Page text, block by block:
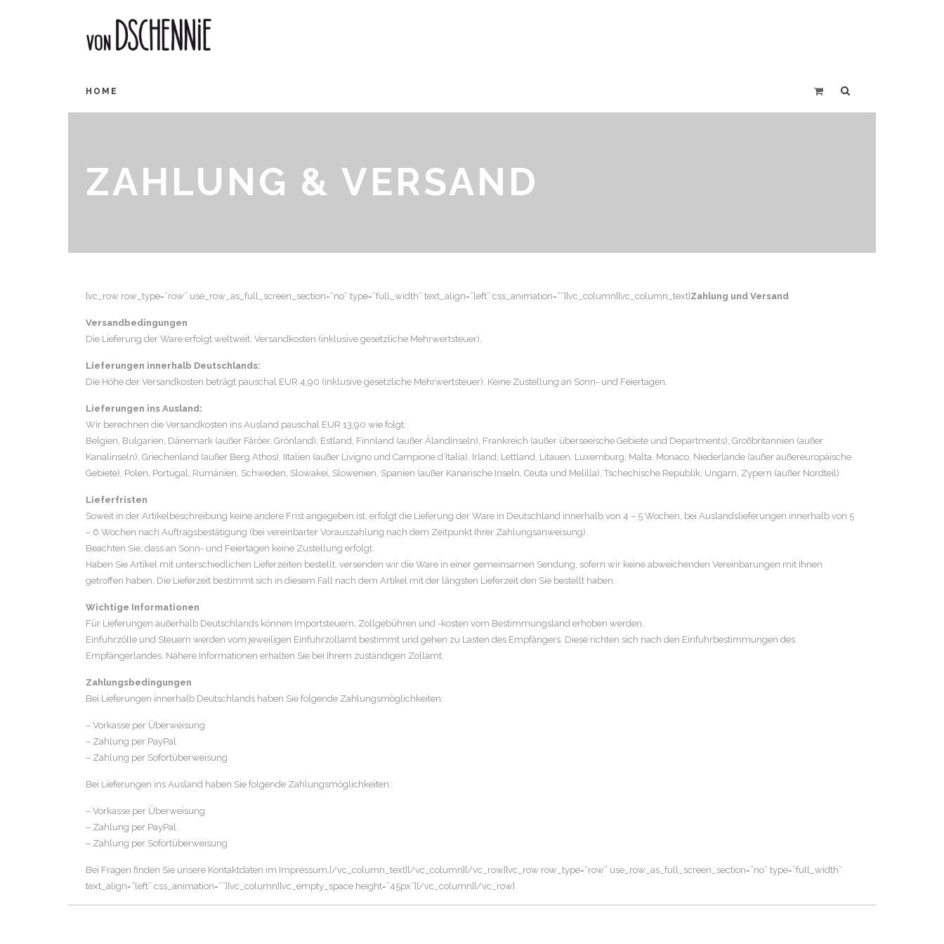
HOME
ZAHLUNG & VERSAND
[vc_row row_type=”row” use_row_as_full_screen_section=”no” type=”full_width” text_align=”left” css_animation=””][vc_column][vc_column_text] Zahlung und Versand
Versandbedingungen
Die Lieferung der Ware erfolgt weltweit. Versandkosten (inklusive gesetzliche Mehrwertsteuer).
Lieferungen innerhalb Deutschlands:
Die Höhe der Versandkosten beträgt pauschal EUR 4,90 (inklusive gesetzliche Mehrwertsteuer). Keine Zustellung an Sonn- und Feiertagen.
Lieferungen ins Ausland:
Wir berechnen die Versandkosten ins Ausland pauschal EUR 13,90 wie folgt:
Belgien, Bulgarien, Dänemark (außer Färöer, Grönland), Estland, Finnland (außer Älandinseln), Frankreich (außer überseeische Gebiete und Departments), Großbritannien (außer
Kanalinseln), Griechenland (außer Berg Athos), IItalien (außer Livigno und Campione d’Italia), Irland, Lettland, Litauen, Luxemburg, Malta, Monaco, Niederlande (außer außereuropäische
Gebiete), Polen, Portugal, Rumänien, Schweden, Slowakei, Slowenien, Spanien (außer Kanarische Inseln, Ceuta und Melilla), Tschechische Republik, Ungarn, Zypern (außer Nordteil)
Lieferfristen
Soweit in der Artikelbeschreibung keine andere Frist angegeben ist, erfolgt die Lieferung der Ware in Deutschland innerhalb von 4 – 5 Wochen, bei Auslandslieferungen innerhalb von 5
– 6 Wochen nach Auftragsbestätigung (bei vereinbarter Vorauszahlung nach dem Zeitpunkt Ihrer Zahlungsanweisung).
Beachten Sie, dass an Sonn- und Feiertagen keine Zustellung erfolgt.
Haben Sie Artikel mit unterschiedlichen Lieferzeiten bestellt, versenden wir die Ware in einer gemeinsamen Sendung, sofern wir keine abweichenden Vereinbarungen mit Ihnen
getroffen haben. Die Lieferzeit bestimmt sich in diesem Fall nach dem Artikel mit der längsten Lieferzeit den Sie bestellt haben.
Wichtige Informationen
Für Lieferungen außerhalb Deutschlands können Importsteuern, Zollgebühren und -kosten vom Bestimmungsland erhoben werden.
Einfuhrzölle und Steuern werden vom jeweiligen Einfuhrzollamt bestimmt und gehen zu Lasten des Empfängers. Diese richten sich nach den Einfuhrbestimmungen des
Empfängerlandes. Nähere Informationen erhalten Sie bei Ihrem zuständigen Zollamt.
Zahlungsbedingungen
Bei Lieferungen innerhalb Deutschlands haben Sie folgende Zahlungsmöglichkeiten:
– Vorkasse per Überweisung
– Zahlung per PayPal
– Zahlung per Sofortüberweisung
Bei Lieferungen ins Ausland haben Sie folgende Zahlungsmöglichkeiten:
– Vorkasse per Überweisung
– Zahlung per PayPal
– Zahlung per Sofortüberweisung
Bei Fragen finden Sie unsere Kontaktdaten im Impressum.[/vc_column_text][/vc_column][/vc_row][vc_row row_type=”row” use_row_as_full_screen_section=”no” type=”full_width”
text_align=”left” css_animation=””][vc_column][vc_empty_space height=”45px”][/vc_column][/vc_row]